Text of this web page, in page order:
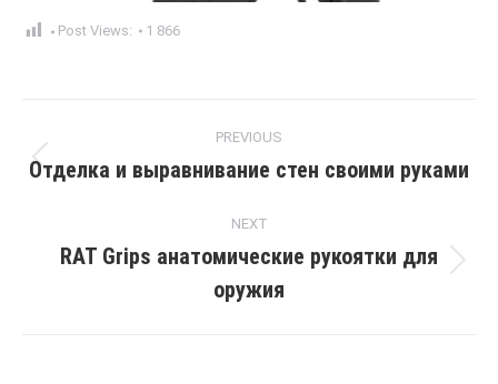
Post Views: 1 866
navigation
PREVIOUS
Previous
Отделка и выравнивание стен своими руками
NEXT
post:
RAT Grips анатомические рукоятки для
оружия